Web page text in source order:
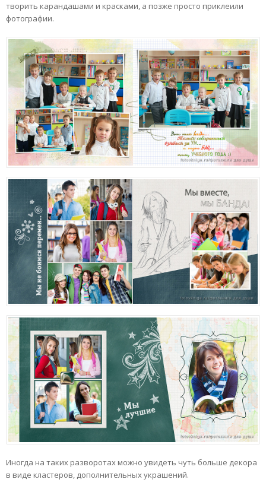
творить карандашами и красками, а позже просто приклеили
фотографии.
Иногда на таких разворотах можно увидеть чуть больше декора
в виде кластеров, дополнительных украшений.